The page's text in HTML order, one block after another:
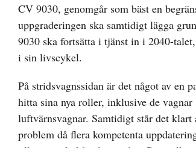
CV 9030, genomgår som bäst en
uppgraderingen ska samtidigt lägga
9030 ska fortsätta i tjänst in i 2040-
i sin livscykel.
På stridsvagnssidan är det något av
hitta sina nya roller, inklusive de
luftvärnsvagnar. Samtidigt står det
problem då flera kompetenta